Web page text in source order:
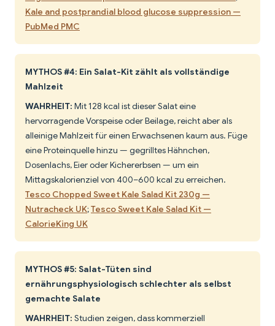
Kale and postprandial blood glucose suppression —
PubMed PMC
MYTHOS #4: Ein Salat-Kit zählt als vollständige
Mahlzeit
WAHRHEIT: Mit 128 kcal ist dieser Salat eine
hervorragende Vorspeise oder Beilage, reicht aber als
alleinige Mahlzeit für einen Erwachsenen kaum aus. Füge
eine Proteinquelle hinzu — gegrilltes Hähnchen,
Dosenlachs, Eier oder Kichererbsen — um ein
Mittagskalorienziel von 400–600 kcal zu erreichen.
Tesco Chopped Sweet Kale Salad Kit 230g —
Nutracheck UK;Tesco Sweet Kale Salad Kit —
CalorieKing UK
MYTHOS #5: Salat-Tüten sind
ernährungsphysiologisch schlechter als selbst
gemachte Salate
WAHRHEIT: Studien zeigen, dass kommerziell